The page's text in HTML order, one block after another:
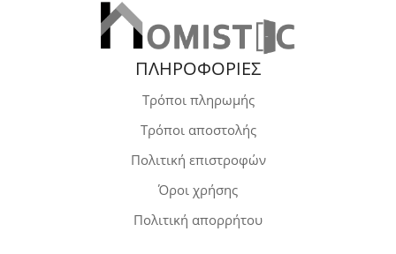
ΠΛΗΡΟΦΟΡΙΕΣ
Τρόποι πληρωμής
Τρόποι αποστολής
Πολιτική επιστροφών
Όροι χρήσης
Πολιτική απορρήτου